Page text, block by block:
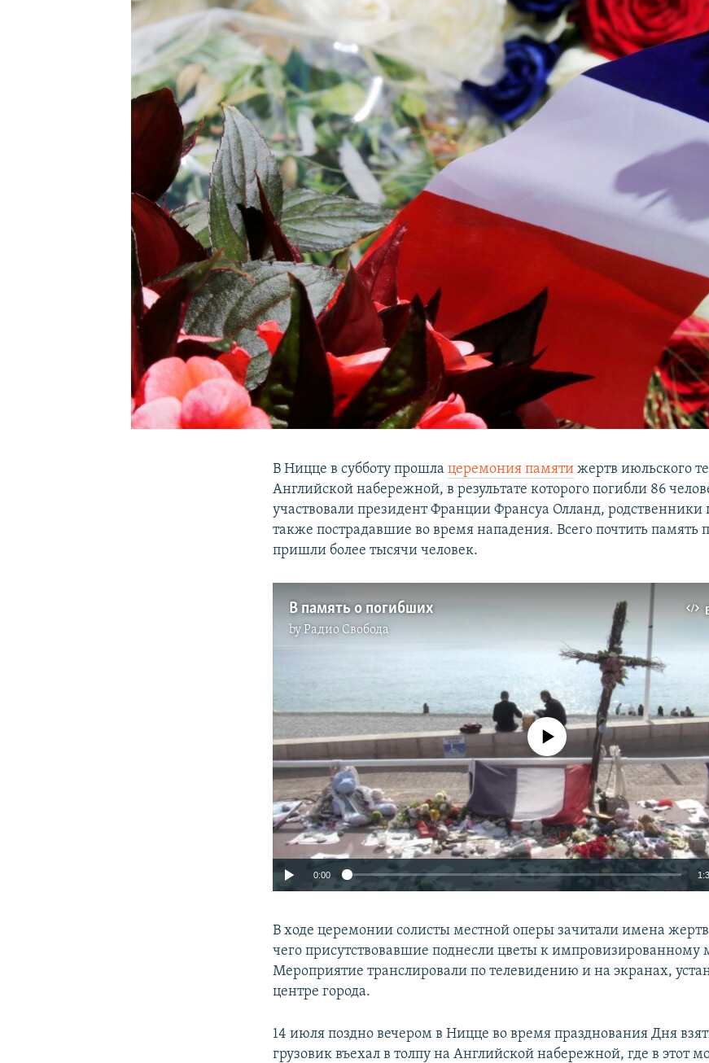
ПОДПИШИТЕСЬ НА РАССЫЛКУ
В Ницце в субботу прошлацеремония памяти жертв июльского
Английской набережной, в результате которого погибли 86
участвовали президент Франции Франсуа Олланд,
также пострадавшие во время нападения. Всего почтить память
пришли более тысячи человек.
В память о погибших
byРадио Свобода
No media source currently available
0:00
В ходе церемонии солисты местной оперы зачитали имена жертв
чего присутствовавшие поднесли цветы к импровизированному
Мероприятие транслировали по телевидению и на экранах,
центре города.
14 июля поздно вечером в Ницце во время празднования Дня
грузовик въехал в толпу на Английской набережной, где в этот